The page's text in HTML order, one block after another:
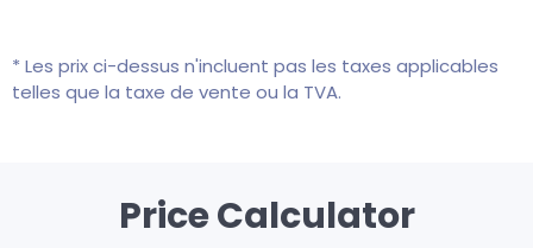
* Les prix ci-dessus n'incluent pas les taxes applicables
telles que la taxe de vente ou la TVA.
Price Calculator